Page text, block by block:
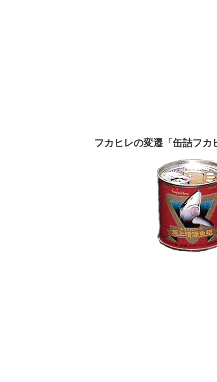
フカヒレの変遷「缶詰フカ